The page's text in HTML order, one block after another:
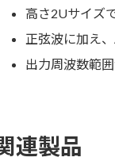
高さ2Uサイズ
正弦波に加え
出力周波数範
連製品